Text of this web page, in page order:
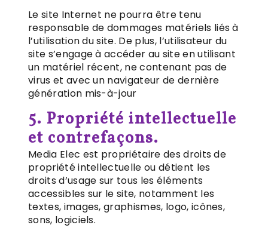
Le site Internet ne pourra être tenu
responsable de dommages matériels liés à
l’utilisation du site. De plus, l’utilisateur du
site s’engage à accéder au site en utilisant
un matériel récent, ne contenant pas de
virus et avec un navigateur de dernière
génération mis-à-jour
5. Propriété intellectuelle
et contrefaçons.
Media Elec est propriétaire des droits de
propriété intellectuelle ou détient les
droits d’usage sur tous les éléments
accessibles sur le site, notamment les
textes, images, graphismes, logo, icônes,
sons, logiciels.